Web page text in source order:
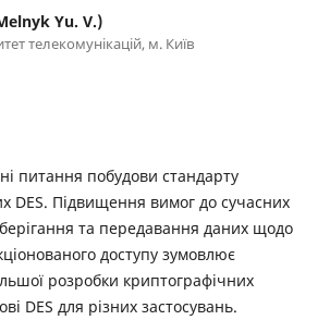
Yu. V.)
телекомунікацій, м. Київ
питання побудови стандарту
DES. Підвищення вимог до сучасних
та передавання даних щодо
доступу зумовлює
розробки криптографічних
DES для різних застосувань.